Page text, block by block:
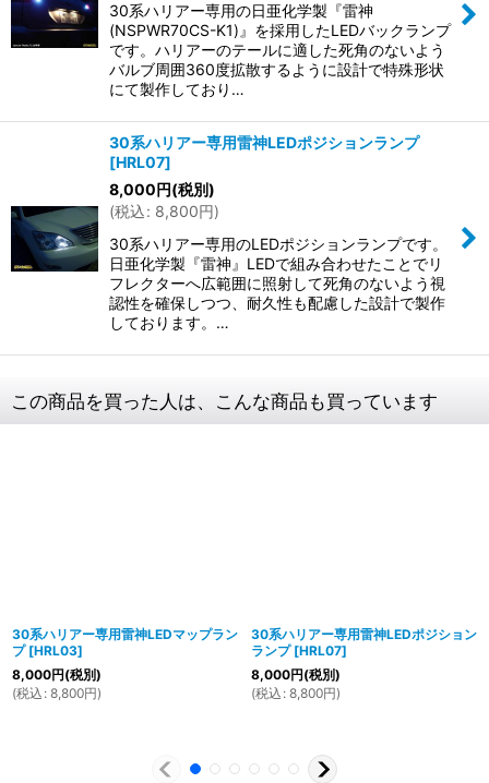
30系ハリアー専用の日亜化学製『雷神
(NSPWR70CS-K1)』を採用したLEDバックランプ
です。ハリアーのテールに適した死角のないよう
バルブ周囲360度拡散するように設計で特殊形状
にて製作しており…
30系ハリアー専用雷神LEDポジションランプ
[HRL07]
8,000円(税別)
(税込: 8,800円)
30系ハリアー専用のLEDポジションランプです。
日亜化学製『雷神』LEDで組み合わせたことでリ
フレクターへ広範囲に照射して死角のないよう視
認性を確保しつつ、耐久性も配慮した設計で製作
しております。…
この商品を買った人は、こんな商品も買っています
30系ハリアー専用雷神LEDマップラン
プ [HRL03]
8,000円(税別)
(税込 : 8,800円)
30系ハリアー専用雷神LEDポジション
ランプ [HRL07]
8,000円(税別)
(税込 : 8,800円)